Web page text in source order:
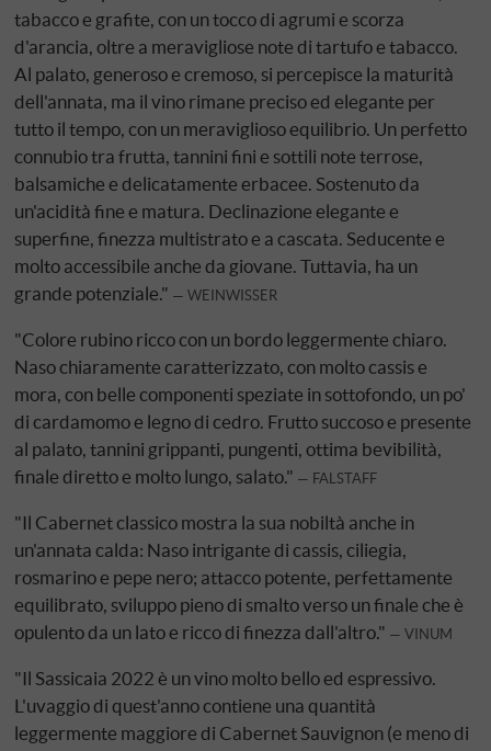
tabacco e grafite, con un tocco di agrumi e scorza
d'arancia, oltre a meravigliose note di tartufo e tabacco.
Al palato, generoso e cremoso, si percepisce la maturità
dell'annata, ma il vino rimane preciso ed elegante per
tutto il tempo, con un meraviglioso equilibrio. Un perfetto
connubio tra frutta, tannini fini e sottili note terrose,
balsamiche e delicatamente erbacee. Sostenuto da
un'acidità fine e matura. Declinazione elegante e
superfine, finezza multistrato e a cascata. Seducente e
molto accessibile anche da giovane. Tuttavia, ha un
grande potenziale."
WEINWISSER
"Colore rubino ricco con un bordo leggermente chiaro.
Naso chiaramente caratterizzato, con molto cassis e
mora, con belle componenti speziate in sottofondo, un po'
di cardamomo e legno di cedro. Frutto succoso e presente
al palato, tannini grippanti, pungenti, ottima bevibilità,
finale diretto e molto lungo, salato."
FALSTAFF
"Il Cabernet classico mostra la sua nobiltà anche in
un'annata calda: Naso intrigante di cassis, ciliegia,
rosmarino e pepe nero; attacco potente, perfettamente
equilibrato, sviluppo pieno di smalto verso un finale che è
opulento da un lato e ricco di finezza dall'altro."
VINUM
"Il Sassicaia 2022 è un vino molto bello ed espressivo.
L'uvaggio di quest'anno contiene una quantità
leggermente maggiore di Cabernet Sauvignon (e meno di